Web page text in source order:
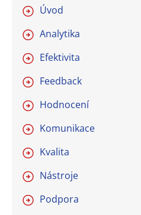
Úvod
Analytika
Efektivita
Feedback
Hodnocení
Komunikace
Kvalita
Nástroje
Podpora